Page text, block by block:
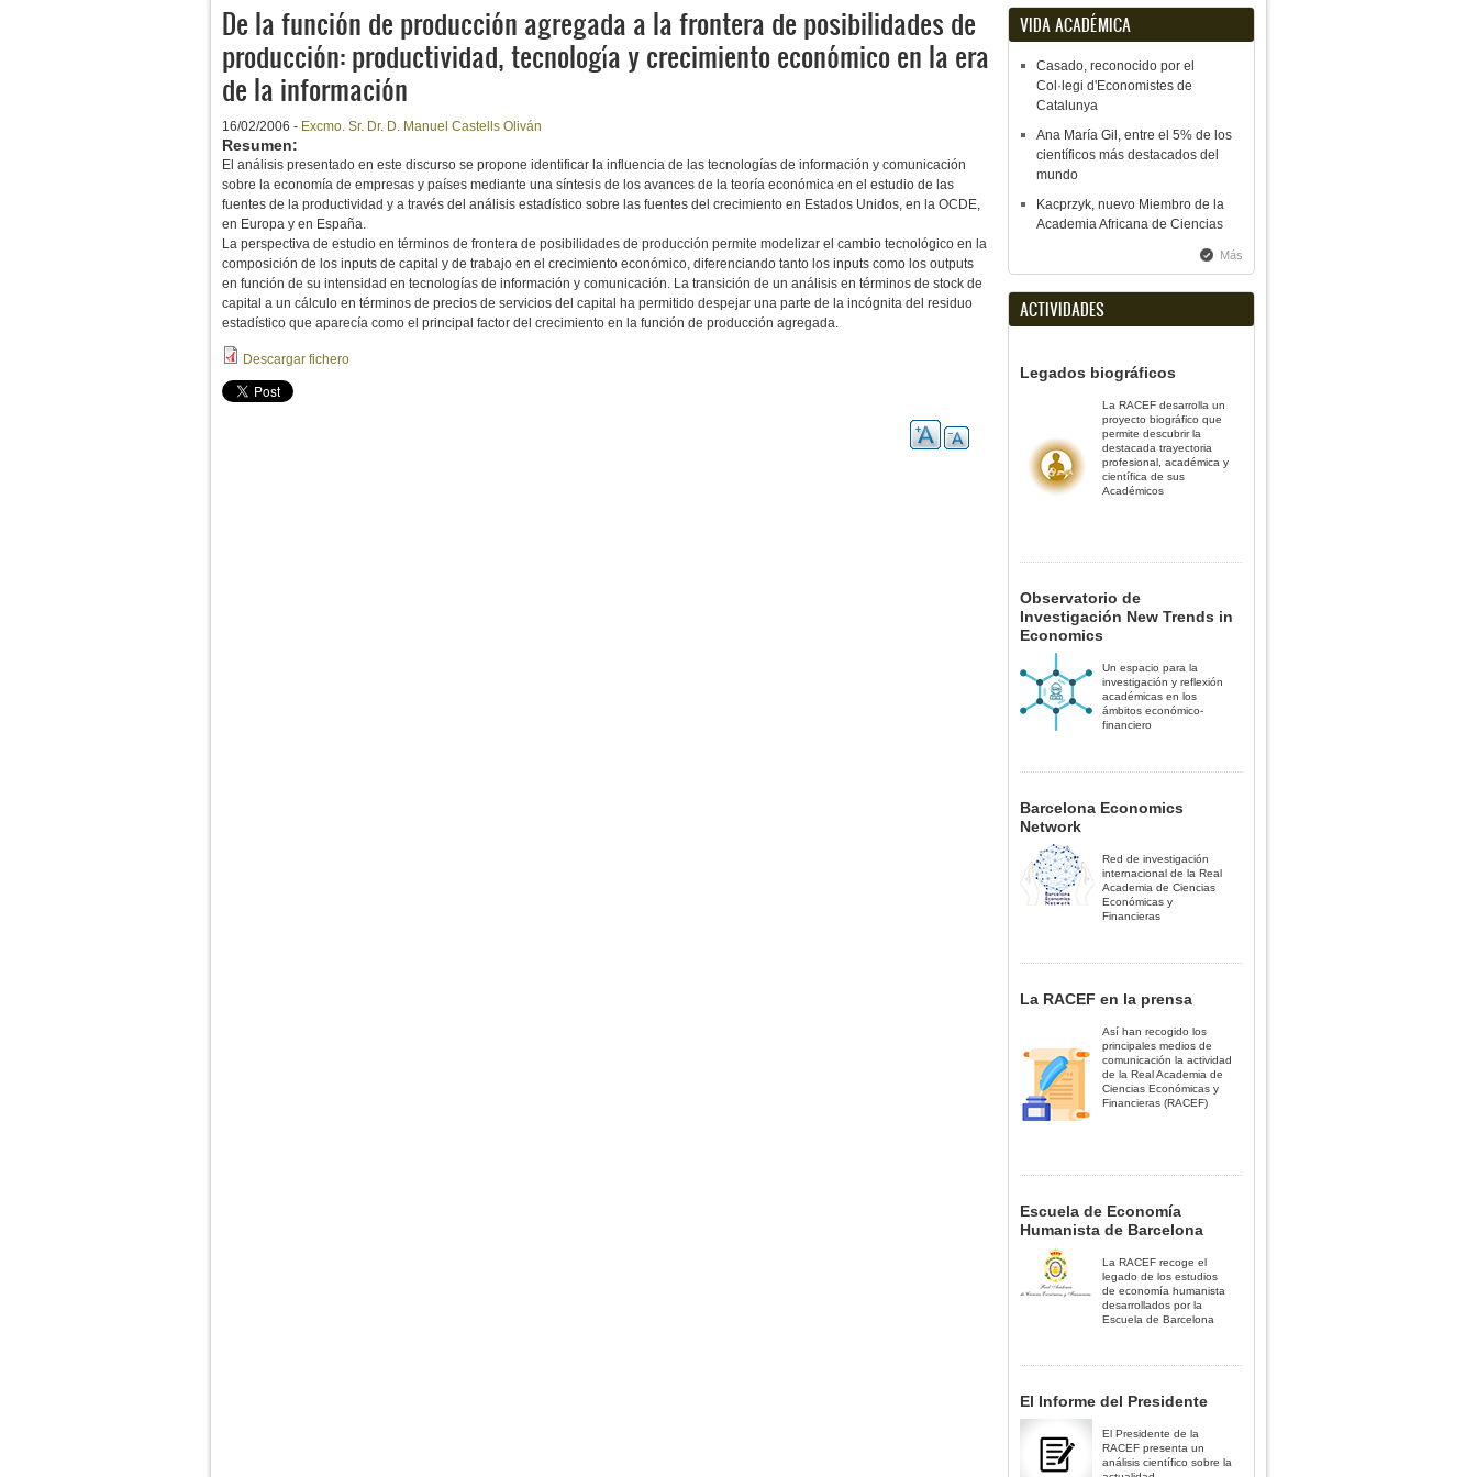
De la función de producción agregada a la frontera de posibilidades de
producción: productividad, tecnología y crecimiento económico en la era
de la información
16/02/2006 - Excmo. Sr. Dr. D. Manuel Castells Oliván
Resumen:
El análisis presentado en este discurso se propone identificar la influencia de las tecnologías de información y comunicación
sobre la economía de empresas y países mediante una síntesis de los avances de la teoría económica en el estudio de las
fuentes de la productividad y a través del análisis estadístico sobre las fuentes del crecimiento en Estados Unidos, en la OCDE,
en Europa y en España.
La perspectiva de estudio en términos de frontera de posibilidades de producción permite modelizar el cambio tecnológico en la
composición de los inputs de capital y de trabajo en el crecimiento económico, diferenciando tanto los inputs como los outputs
en función de su intensidad en tecnologías de información y comunicación. La transición de un análisis en términos de stock de
capital a un cálculo en términos de precios de servicios del capital ha permitido despejar una parte de la incógnita del residuo
estadístico que aparecía como el principal factor del crecimiento en la función de producción agregada.
Descargar fichero
VIDA ACADÉMICA
Casado, reconocido por el
Col·legi d'Economistes de
Catalunya
Ana María Gil, entre el 5% de los
científicos más destacados del
mundo
Kacprzyk, nuevo Miembro de la
Academia Africana de Ciencias
Más
ACTIVIDADES
Legados biográficos
La RACEF desarrolla un
proyecto biográfico que
permite descubrir la
destacada trayectoria
profesional, académica y
científica de sus
Académicos
Observatorio de
Investigación New Trends in
Economics
Un espacio para la
investigación y reflexión
académicas en los
ámbitos económico-
financiero
Barcelona Economics
Network
Red de investigación
internacional de la Real
Academia de Ciencias
Económicas y
Financieras
La RACEF en la prensa
Así han recogido los
principales medios de
comunicación la actividad
de la Real Academia de
Ciencias Económicas y
Financieras (RACEF)
Escuela de Economía
Humanista de Barcelona
La RACEF recoge el
legado de los estudios
de economía humanista
desarrollados por la
Escuela de Barcelona
El Informe del Presidente
El Presidente de la
RACEF presenta un
análisis científico sobre la